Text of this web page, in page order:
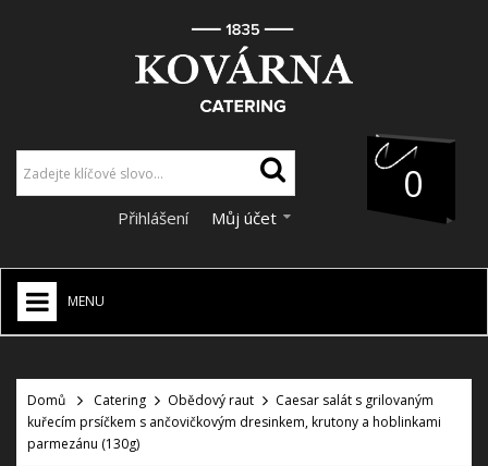
0
Přihlášení Můj účet
MENU
CATERING
VÝZDOBA A DEKORACE
Domů Catering Obědový raut
Caesar salát s grilovaným
kuřecím prsíčkem s ančovičkovým dresinkem, krutony a hoblinkami
parmezánu (130g)